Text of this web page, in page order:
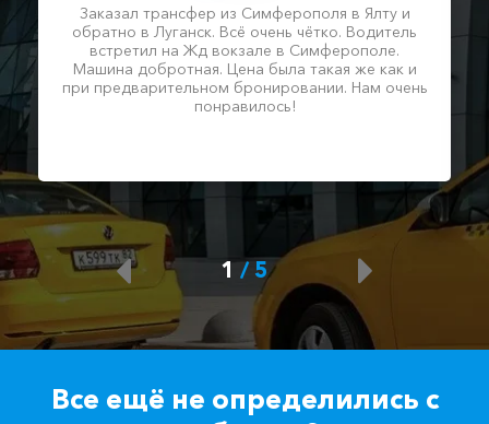
Заказал трансфер из Симферополя в Ялту и
обратно в Луганск. Всё очень чётко. Водитель
встретил на Жд вокзале в Симферополе.
Машина добротная. Цена была такая же как и
при предварительном бронировании. Нам очень
понравилось!
1 /5
Все ещё не определились с